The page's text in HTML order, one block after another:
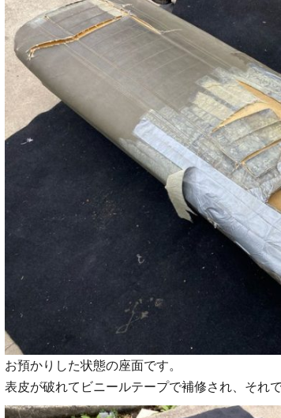
お預かりした状態の座面です。
表皮が破れてビニールテープで補修され、それ